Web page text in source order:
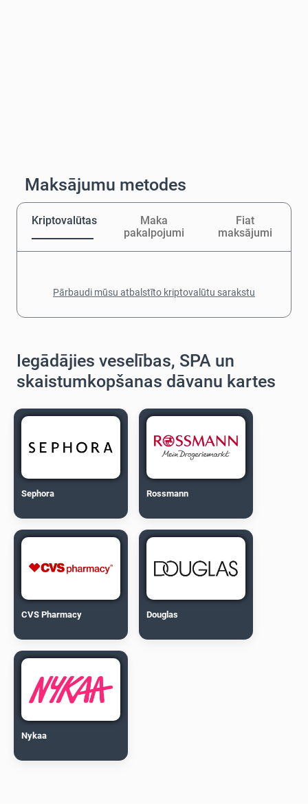
Maksājumu metodes
Kriptovalūtas
Maka
pakalpojumi
Fiat
maksājumi
Pārbaudi mūsu atbalstīto kriptovalūtu sarakstu
Iegādājies veselības, SPA un
skaistumkopšanas dāvanu kartes
Sephora Rossmann
CVS Pharmacy Douglas
Nykaa